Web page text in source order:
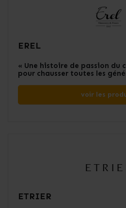
EREL
« Une histoire de passion du
pour chausser toutes les
voir les
ETRIER